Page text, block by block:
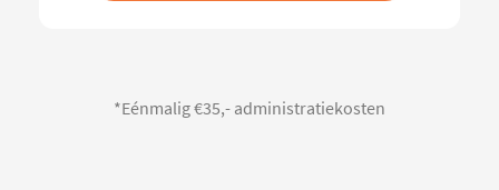
*Eénmalig €35,- administratiekosten